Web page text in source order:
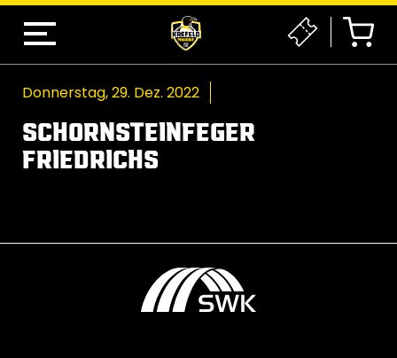
Donnerstag, 29. Dez. 2022
SCHORNSTEINFEGER
FRIEDRICHS